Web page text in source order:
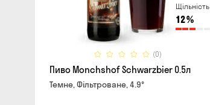
Щільність
12%
(0)
Пиво Monchshof Schwarzbier 0.5л
Темне, Фільтроване, 4.9°